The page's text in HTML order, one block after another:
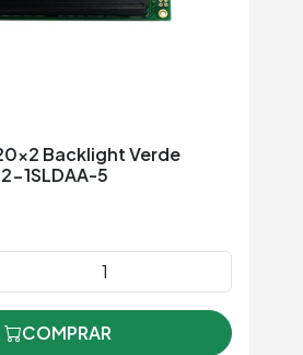
Backlight Verde
1SLDAA-5
COMPRAR